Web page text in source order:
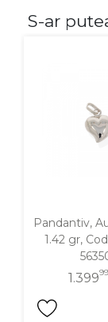
S-ar
Pandantiv,
1.42 gr,
1.39999